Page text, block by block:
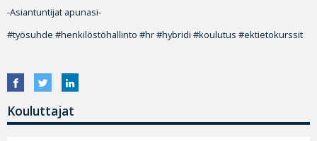
-Asiantuntijat apunasi-
#työsuhde #henkilöstöhallinto #hr #hybridi #koulutus #ektietokurssit
Kouluttajat